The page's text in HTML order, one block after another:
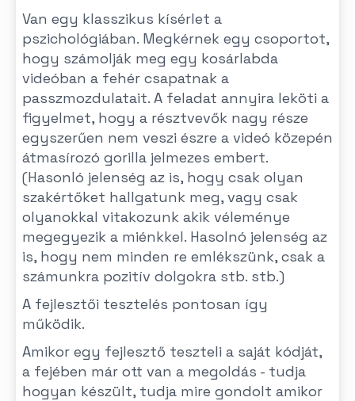
Van egy klasszikus kísérlet a
pszichológiában. Megkérnek egy csoportot,
hogy számolják meg egy kosárlabda
videóban a fehér csapatnak a
passzmozdulatait. A feladat annyira leköti a
figyelmet, hogy a résztvevők nagy része
egyszerűen nem veszi észre a videó közepén
átmasírozó gorilla jelmezes embert.
(Hasonló jelenség az is, hogy csak olyan
szakértőket hallgatunk meg, vagy csak
olyanokkal vitakozunk akik véleménye
megegyezik a miénkkel. Hasolnó jelenség az
is, hogy nem minden re emlékszünk, csak a
számunkra pozitív dolgokra stb. stb.)
A fejlesztői tesztelés pontosan így
működik.
Amikor egy fejlesztő teszteli a saját kódját,
a fejében már ott van a megoldás - tudja
hogyan készült, tudja mire gondolt amikor